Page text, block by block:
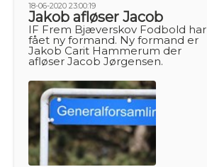
18-06-2020 23:00:19
Jakob afløser Jacob
IF Frem Bjæverskov Fodbold har
fået ny formand. Ny formand er
Jakob Carit Hammerum der
afløser Jacob Jørgensen.